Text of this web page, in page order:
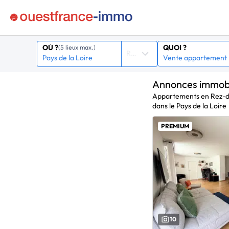
OÙ ?(5 lieux max.) QUOI ?
Annonces
Appartements en Rez-
dans le Pays de la Loire
PREMIUM
10